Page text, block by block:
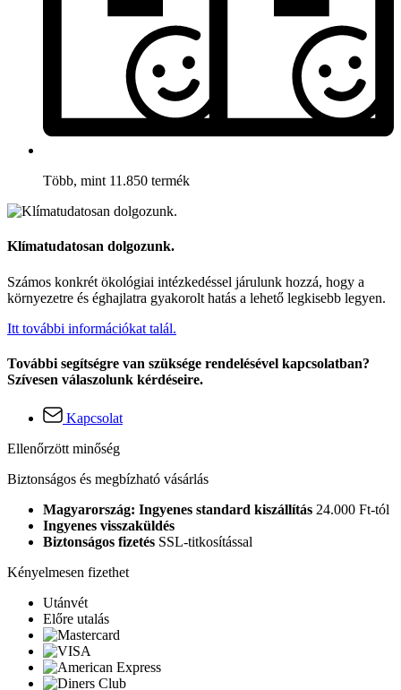
Több, mint 11.850 termék
Klímatudatosan dolgozunk.
Számos konkrét ökológiai intézkedéssel járulunk hozzá, hogy a
környezetre és éghajlatra gyakorolt hatás a lehető legkisebb legyen.
Itt további információkat talál.
További segítségre van szüksége rendelésével kapcsolatban?
Szívesen válaszolunk kérdéseire.
Kapcsolat
Ellenőrzött minőség
Biztonságos és megbízható vásárlás
Magyarország: Ingyenes standard kiszállítás 24.000 Ft-tól
Ingyenes visszaküldés
Biztonságos fizetés SSL-titkosítással
Kényelmesen fizethet
Utánvét
Előre utalás